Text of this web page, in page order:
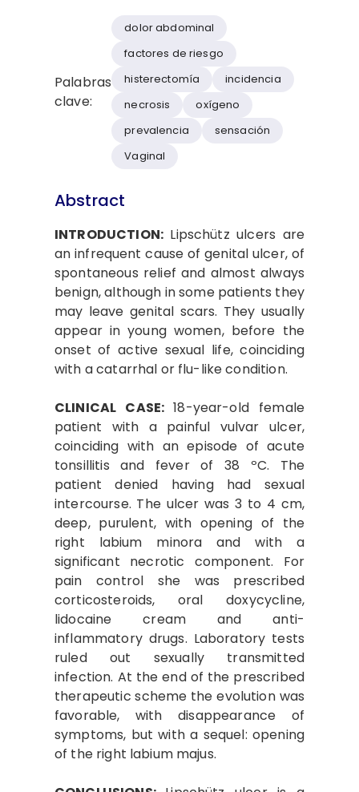
Palabras
clave:
dolor abdominal
factores de riesgo
histerectomía
incidencia
necrosis
oxígeno
prevalencia
sensación
Vaginal
Abstract
INTRODUCTION:Lipschütz ulcers are
an infrequent cause of genital ulcer, of
spontaneous relief and almost always
benign, although in some patients they
may leave genital scars. They usually
appear in young women, before the
onset of active sexual life, coinciding
with a catarrhal or flu-like condition.
CLINICAL CASE:18-year-old female
patient with a painful vulvar ulcer,
coinciding with an episode of acute
tonsillitis and fever of 38 ºC. The
patient denied having had sexual
intercourse. The ulcer was 3 to 4 cm,
deep, purulent, with opening of the
right labium minora and with a
significant necrotic component. For
pain control she was prescribed
corticosteroids, oral doxycycline,
lidocaine cream and anti-
inflammatory drugs. Laboratory tests
ruled out sexually transmitted
infection. At the end of the prescribed
therapeutic scheme the evolution was
favorable, with disappearance of
symptoms, but with a sequel: opening
of the right labium majus.